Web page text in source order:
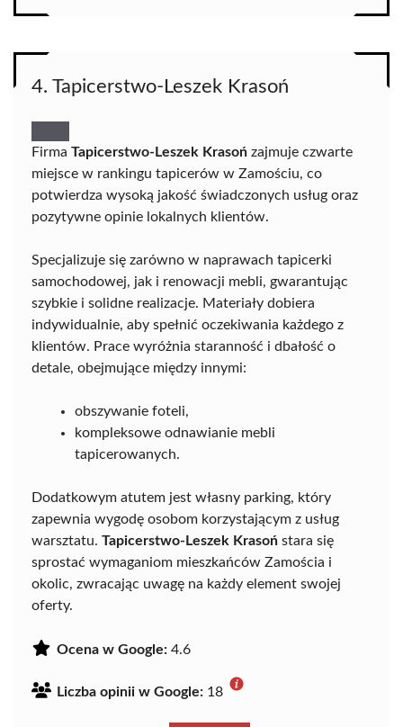
4. Tapicerstwo-Leszek Krasoń
Firma Tapicerstwo-Leszek Krasoń zajmuje czwarte
miejsce w rankingu tapicerów w Zamościu, co
potwierdza wysoką jakość świadczonych usług oraz
pozytywne opinie lokalnych klientów.
Specjalizuje się zarówno w naprawach tapicerki
samochodowej, jak i renowacji mebli, gwarantując
szybkie i solidne realizacje. Materiały dobiera
indywidualnie, aby spełnić oczekiwania każdego z
klientów. Prace wyróżnia staranność i dbałość o
detale, obejmujące między innymi:
obszywanie foteli,
kompleksowe odnawianie mebli
tapicerowanych.
Dodatkowym atutem jest własny parking, który
zapewnia wygodę osobom korzystającym z usług
warsztatu. Tapicerstwo-Leszek Krasoń stara się
sprostać wymaganiom mieszkańców Zamościa i
okolic, zwracając uwagę na każdy element swojej
oferty.
Ocena w Google: 4.6
Liczba opinii w Google: 18